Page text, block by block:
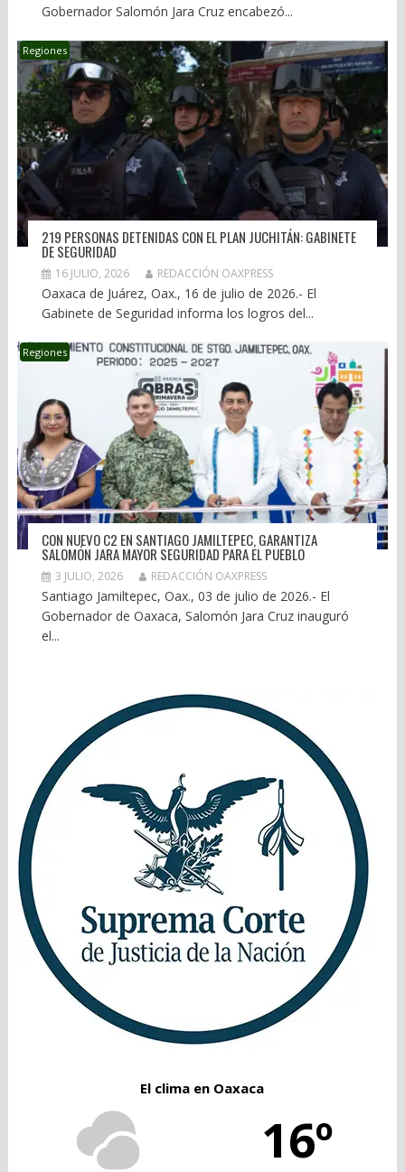
Gobernador Salomón Jara Cruz encabezó...
Regiones
219 PERSONAS DETENIDAS CON EL PLAN JUCHITÁN: GABINETE
DE SEGURIDAD
16 JULIO, 2026 REDACCIÓN OAXPRESS
Oaxaca de Juárez, Oax., 16 de julio de 2026.- El
Gabinete de Seguridad informa los logros del...
Regiones
CON NUEVO C2 EN SANTIAGO JAMILTEPEC, GARANTIZA
SALOMÓN JARA MAYOR SEGURIDAD PARA EL PUEBLO
3 JULIO, 2026 REDACCIÓN OAXPRESS
Santiago Jamiltepec, Oax., 03 de julio de 2026.- El
Gobernador de Oaxaca, Salomón Jara Cruz inauguró
el...
El clima en Oaxaca
16º